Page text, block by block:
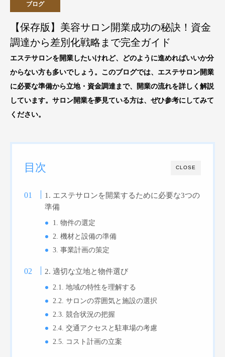
ブログ
【保存版】美容サロン開業成功の秘訣！資金
調達から差別化戦略まで完全ガイド
エステサロンを開業したいけれど、どのように進めればいいか分
からない方も多いでしょう。このブログでは、エステサロン開業
に必要な準備から立地・資金調達まで、開業の流れを詳しく解説
しています。サロン開業を夢見ている方は、ぜひ参考にしてみて
ください。
CLOSE
目次
1. エステサロンを開業するために必要な3つの
準備
1. 物件の選定
2. 機材と設備の準備
3. 事業計画の策定
2. 適切な立地と物件選び
2.1. 地域の特性を理解する
2.2. サロンの雰囲気と施設の選択
2.3. 競合状況の把握
2.4. 交通アクセスと駐車場の考慮
2.5. コスト計画の立案